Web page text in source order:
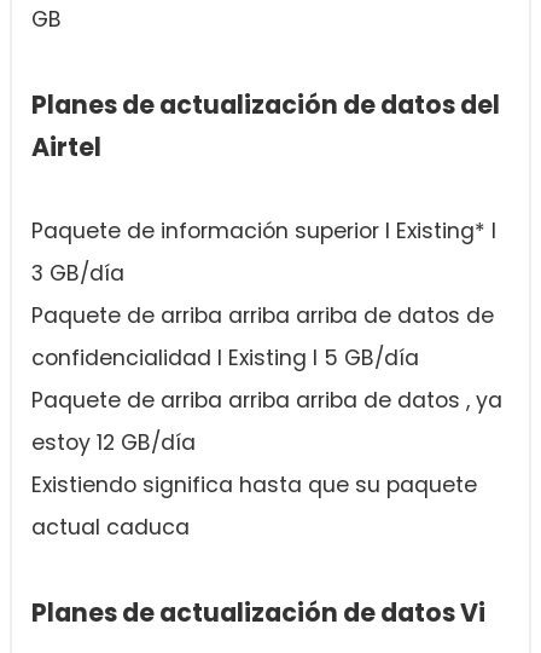
GB
Planes de actualización de datos del
Airtel
Paquete de información superior I Existing* I
3 GB/día
Paquete de arriba arriba arriba de datos de
confidencialidad I Existing I 5 GB/día
Paquete de arriba arriba arriba de datos , ya
estoy 12 GB/día
Existiendo significa hasta que su paquete
actual caduca
Planes de actualización de datos Vi